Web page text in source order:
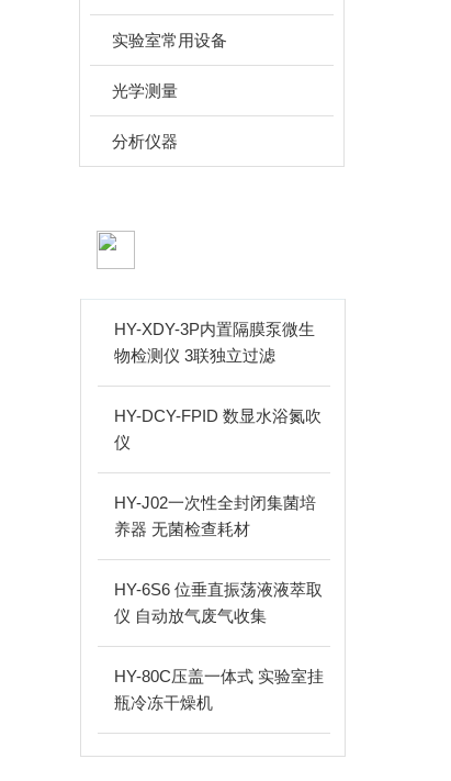
实验室常用设备
光学测量
分析仪器
HY-XDY-3P内置隔膜泵微生
物检测仪 3联独立过滤
HY-DCY-FPID 数显水浴氮吹
仪
HY-J02一次性全封闭集菌培
养器 无菌检查耗材
HY-6S6 位垂直振荡液液萃取
仪 自动放气废气收集
HY-80C压盖一体式 实验室挂
瓶冷冻干燥机